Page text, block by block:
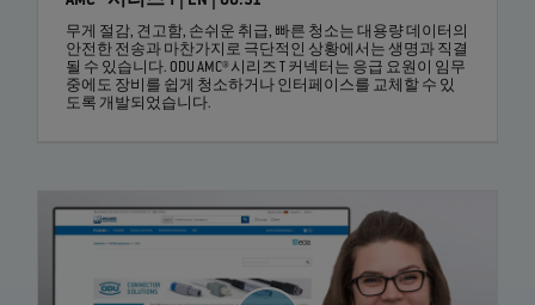
무게 절감, 견고함, 손쉬운 취급, 빠른 청소는 대용량 데이터의
안전한 전송과 마찬가지로 극단적인 상황에서는 생명과 직결
될 수 있습니다. ODU AMC® 시리즈 T 커넥터는 응급 요원이 임무
중에도 장비를 쉽게 청소하거나 인터페이스를 교체할 수 있
도록 개발되었습니다.